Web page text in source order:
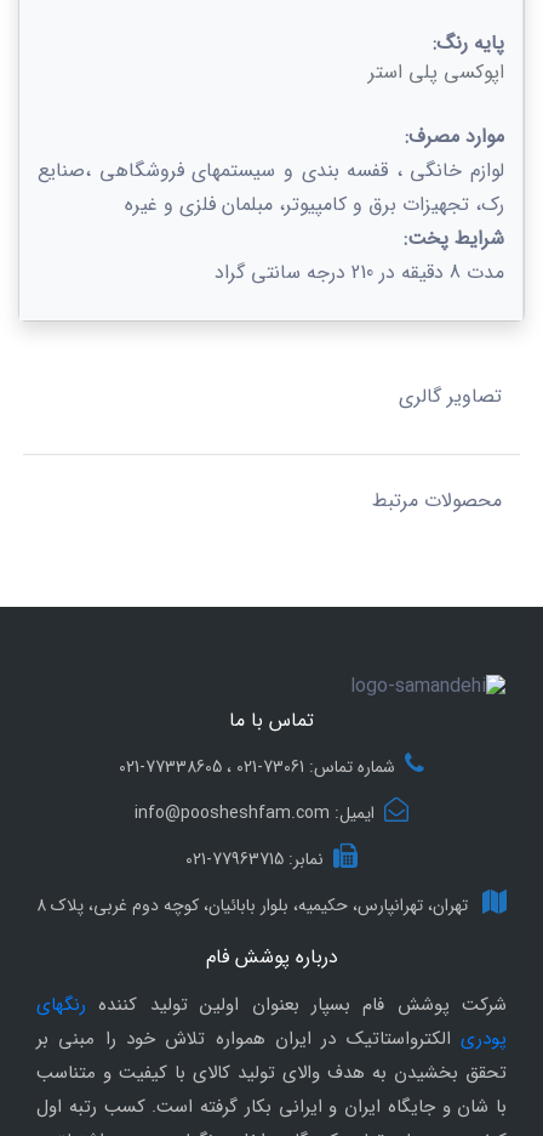
پایه رنگ:
اپوکسی پلی استر
موارد مصرف:
لوازم خانگی ، قفسه بندی و سیستمهای فروشگاهی ،صنایع
رک، تجهیزات برق و کامپیوتر، مبلمان فلزی و غیره
شرایط پخت:
مدت 8 دقیقه در 210 درجه سانتی گراد
تصاویر گالری
محصولات مرتبط
تماس با ما
شماره تماس: 73061-021 ، 77338605-021
ایمیل: info@poosheshfam.com
نمابر: 77963715-021
تهران، تهرانپارس، حکیمیه، بلوار بابائیان، کوچه دوم غربی، پلاک 8
درباره پوشش فام
شرکت پوشش فام بسپار بعنوان اولین تولید کننده رنگهای
پودری الکترواستاتیک در ایران همواره تلاش خود را مبنی بر
تحقق بخشیدن به هدف والای تولید کالای با کیفیت و متناسب
با شان و جایگاه ایران و ایرانی بکار گرفته است. کسب رتبه اول